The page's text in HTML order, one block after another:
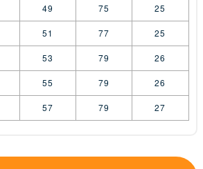
49 75 25
51 77 25
53 79 26
55 79 26
57 79 27